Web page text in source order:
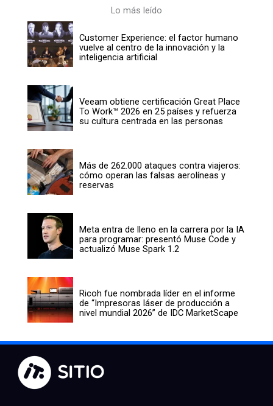
Lo más leído
Customer Experience: el factor humano
vuelve al centro de la innovación y la
inteligencia artificial
Veeam obtiene certificación Great Place
To Work™ 2026 en 25 países y refuerza
su cultura centrada en las personas
Más de 262.000 ataques contra viajeros:
cómo operan las falsas aerolíneas y
reservas
Meta entra de lleno en la carrera por la IA
para programar: presentó Muse Code y
actualizó Muse Spark 1.2
Ricoh fue nombrada líder en el informe
de “Impresoras láser de producción a
nivel mundial 2026” de IDC MarketScape